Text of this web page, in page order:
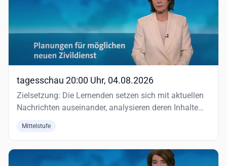
tagesschau 20:00 Uhr, 04.08.2026
Zielsetzung: Die Lernenden setzen sich mit aktuellen
Nachrichten auseinander, analysieren deren Inhalte
Mittelstufe